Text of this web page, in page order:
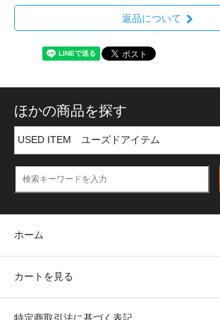
返品について
ほかの商品を探す
ホーム
カートを見る